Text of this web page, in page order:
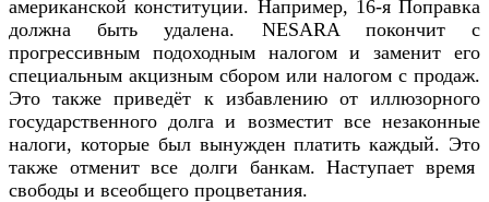
американской конституции. Например, 16-я Поправка
должна быть удалена. NESARA покончит с
прогрессивным подоходным налогом и заменит его
специальным акцизным сбором или налогом с продаж.
Это также приведёт к избавлению от иллюзорного
государственного долга и возместит все незаконные
налоги, которые был вынужден платить каждый. Это
также отменит все долги банкам. Наступает время
свободы и всеобщего процветания.